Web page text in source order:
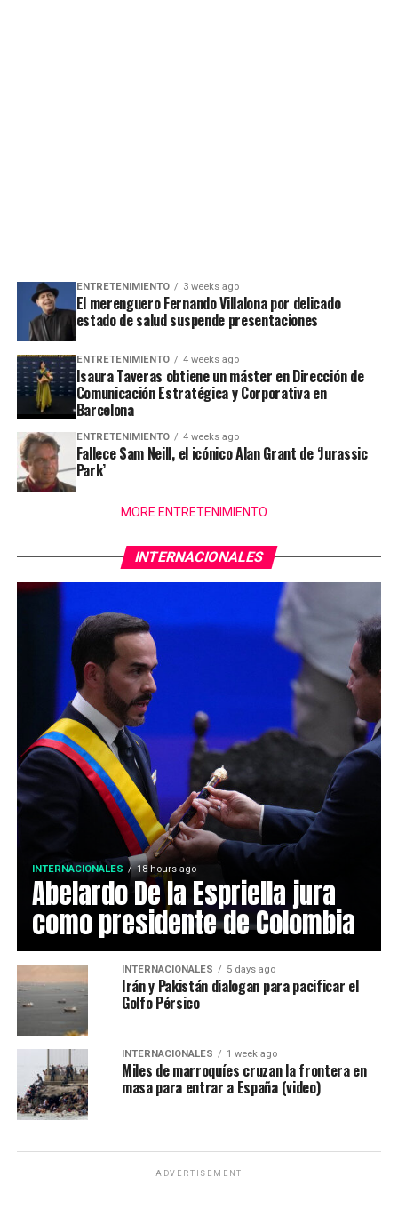
ENTRETENIMIENTO 3 weeks ago
El merenguero Fernando Villalona por delicado
estado de salud suspende presentaciones
ENTRETENIMIENTO 4 weeks ago
Isaura Taveras obtiene un máster en Dirección de
Comunicación Estratégica y Corporativa en
Barcelona
ENTRETENIMIENTO 4 weeks ago
Fallece Sam Neill, el icónico Alan Grant de ‘Jurassic
Park’
MORE ENTRETENIMIENTO
INTERNACIONALES
INTERNACIONALES 18 hours ago
Abelardo De la Espriella jura
como presidente de Colombia
INTERNACIONALES 5 days ago
Irán y Pakistán dialogan para pacificar el
Golfo Pérsico
INTERNACIONALES 1 week ago
Miles de marroquíes cruzan la frontera en
masa para entrar a España (video)
ADVERTISEMENT